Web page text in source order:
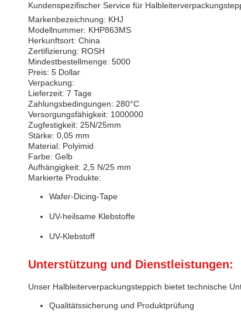
Kundenspezifischer Service für
Markenbezeichnung: KHJ
Modellnummer: KHP863MS
Herkunftsort: China
Zertifizierung: ROSH
Mindestbestellmenge: 5000
Preis: 5 Dollar
Verpackung:
Lieferzeit: 7 Tage
Zahlungsbedingungen: 280°C
Versorgungsfähigkeit: 1000000
Zugfestigkeit: 25N/25mm
Stärke: 0,05 mm
Material: Polyimid
Farbe: Gelb
Aufhängigkeit: 2,5 N/25 mm
Markierte Produkte:
Wafer-Dicing-Tape
UV-heilsame Klebstoffe
UV-Klebstoff
Unterstützung und Dienstleistungen:
Unser Halbleiterverpackungsteppich bietet technische
Qualitätssicherung und Produktprüfung